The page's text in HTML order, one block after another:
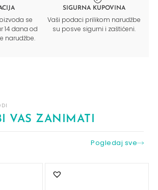
se
14 dana od
narudžbe.
SIGURNA KUPOVINA
Vaši podaci prilikom narudžbe
su posve sigurni i zaštićeni.
VAS ZANIMATI
Pogledaj sve